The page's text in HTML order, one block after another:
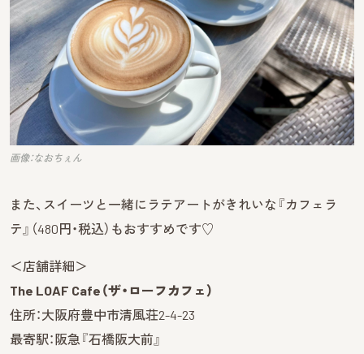
画像：なおちぇん
また、スイーツと一緒にラテアートがきれいな『カフェラ
テ』（480円・税込）もおすすめです♡
＜店舗詳細＞
The LOAF Cafe（ザ・ローフカフェ）
住所：大阪府豊中市清風荘2-4-23
最寄駅：阪急『石橋阪大前』